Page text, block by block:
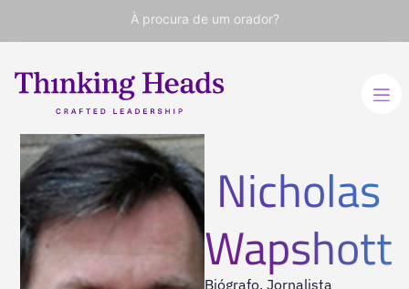
À procura de um orador?
Nicholas
Wapshott
Biógrafo. Jornalista